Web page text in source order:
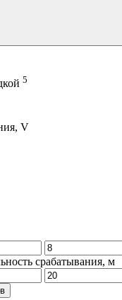
5
V
срабатывания, м